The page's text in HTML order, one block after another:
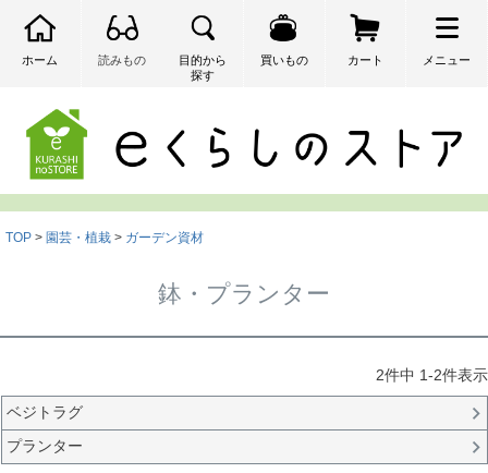
ホーム 読みもの
目的から
探す
買いもの カート メニュー
TOP 園芸・植栽 ガーデン資材
鉢・プランター
2件中 1-2件表示
ベジトラグ
プランター